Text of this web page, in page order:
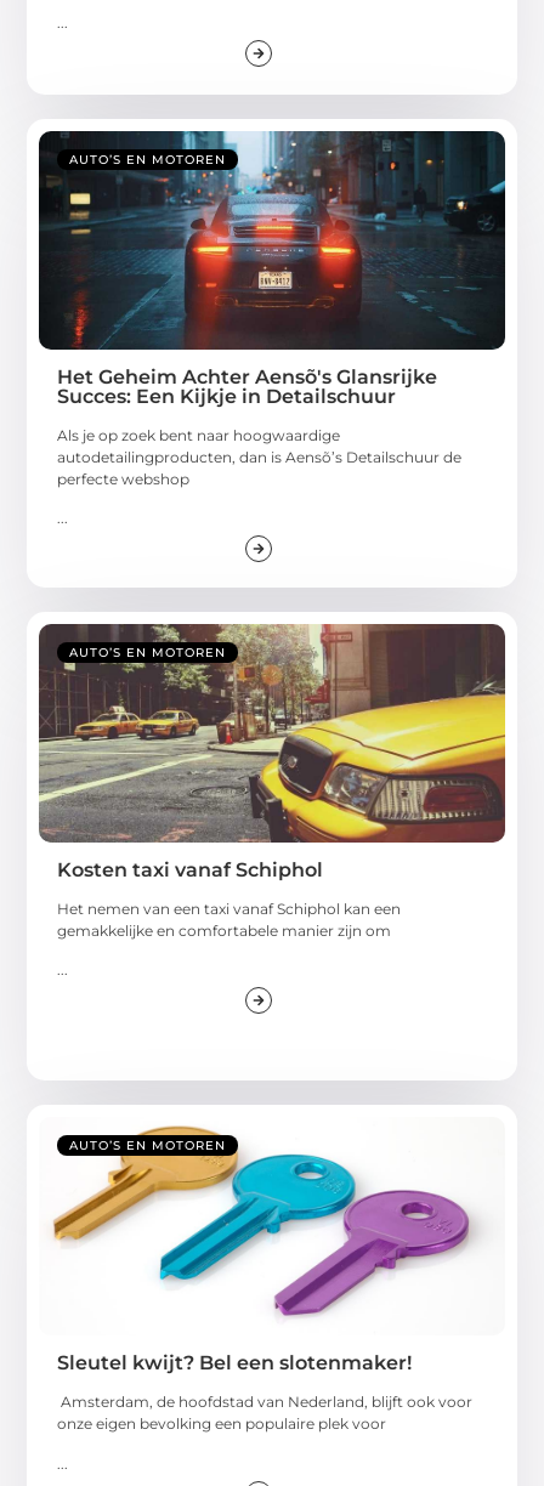
AUTO’S EN MOTOREN
Het Geheim Achter Aensõ's Glansrijke
Succes: Een Kijkje in Detailschuur
Als je op zoek bent naar hoogwaardige
autodetailingproducten, dan is Aensõ’s Detailschuur de
perfecte webshop
AUTO’S EN MOTOREN
Kosten taxi vanaf Schiphol
Het nemen van een taxi vanaf Schiphol kan een
gemakkelijke en comfortabele manier zijn om
...
AUTO’S EN MOTOREN
Sleutel kwijt? Bel een slotenmaker!
Amsterdam, de hoofdstad van Nederland, blijft ook voor
onze eigen bevolking een populaire plek voor